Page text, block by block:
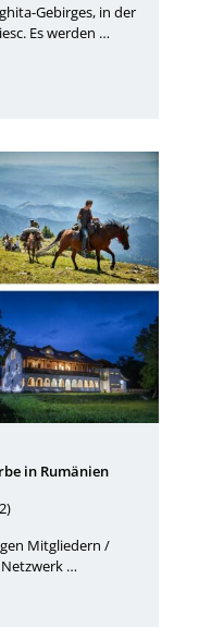
Gebirges, in der
Es werden …
in Rumänien
Mitgliedern /
…